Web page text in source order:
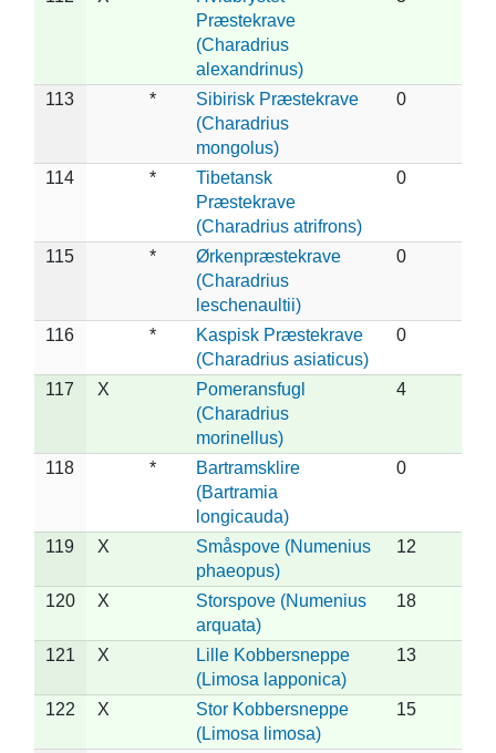
Præstekrave
(Charadrius
alexandrinus)
113 *
Sibirisk Præstekrave
(Charadrius
mongolus)
0
114 *
Tibetansk
Præstekrave
(Charadrius atrifrons)
0
115 *
Ørkenpræstekrave
(Charadrius
leschenaultii)
0
116 *
Kaspisk Præstekrave
(Charadrius asiaticus)
0
117 X
Pomeransfugl
(Charadrius
morinellus)
4
118 *
Bartramsklire
(Bartramia
longicauda)
0
119 X
Småspove (Numenius
phaeopus)
12
120 X
Storspove (Numenius
arquata)
18
121 X
Lille Kobbersneppe
(Limosa lapponica)
13
122 X
Stor Kobbersneppe
(Limosa limosa)
15